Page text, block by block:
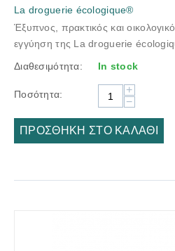
La droguerie écologique®
Έξυπνος, πρακτικός και
εγγύηση της La droguerie
Διαθεσιμότητα:
In stock
Ποσότητα:
+
−
ΠΡΟΣΘΉΚΗ ΣΤΟ ΚΑΛΆΘΙ